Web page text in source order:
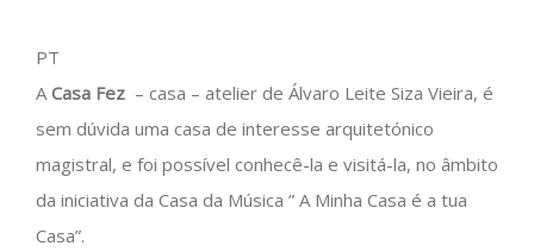
PT
ACasa Fez – casa – atelier de Álvaro Leite Siza Vieira, é
sem dúvida uma casa de interesse arquitetónico
magistral, e foi possível conhecê-la e visitá-la, no âmbito
da iniciativa da Casa da Música ” A Minha Casa é a tua
Casa”.